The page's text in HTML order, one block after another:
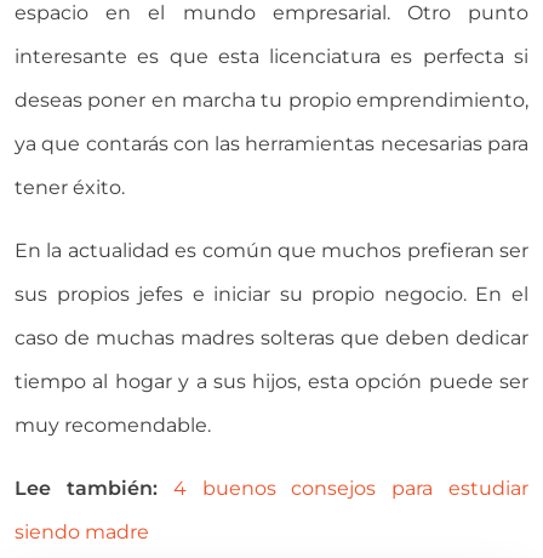
espacio en el mundo empresarial. Otro punto
interesante es que esta licenciatura es perfecta si
deseas poner en marcha tu propio emprendimiento,
ya que contarás con las herramientas necesarias para
tener éxito.
En la actualidad es común que muchos prefieran ser
sus propios jefes e iniciar su propio negocio. En el
caso de muchas madres solteras que deben dedicar
tiempo al hogar y a sus hijos, esta opción puede ser
muy recomendable.
Lee también:
4 buenos consejos para estudiar
siendo madre